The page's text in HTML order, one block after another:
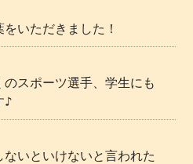
いただきました！
スポーツ選手、学生にも
♪
いといけないと言われた